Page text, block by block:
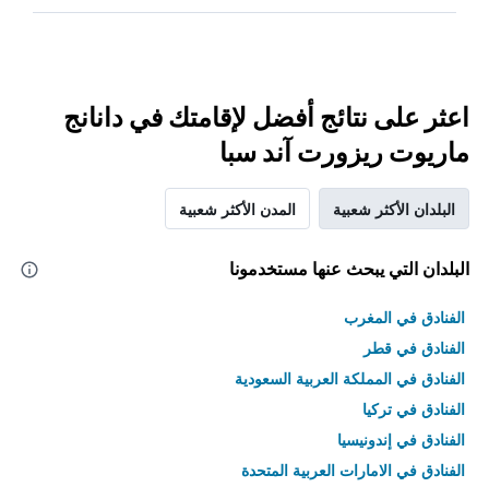
اعثر على نتائج أفضل لإقامتك في دانانج
ماريوت ريزورت آند سبا
البلدان الأكثر شعبية المدن الأكثر شعبية
البلدان التي يبحث عنها مستخدمونا
الفنادق في المغرب
الفنادق في قطر
الفنادق في المملكة العربية السعودية
الفنادق في تركيا
الفنادق في إندونيسيا
الفنادق في الامارات العربية المتحدة